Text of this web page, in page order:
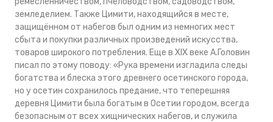
земледелием. Также Цимити, находящийся в месте,
защищённом от набегов был одним из немногих мест
сбыта и покупки различных произведений искусства,
товаров широкого потребления. Еще в XIX веке А.Головин
писал по этому поводу: «Рука времени изгладила следы
богатства и блеска этого древнего осетинского города,
но у осетин сохранилось предание, что теперешняя
деревня Цимити была богатым в Осетии городом, всегда
безопасным от всех хищнических набегов, и служила